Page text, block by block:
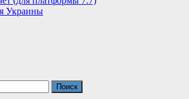
Украины